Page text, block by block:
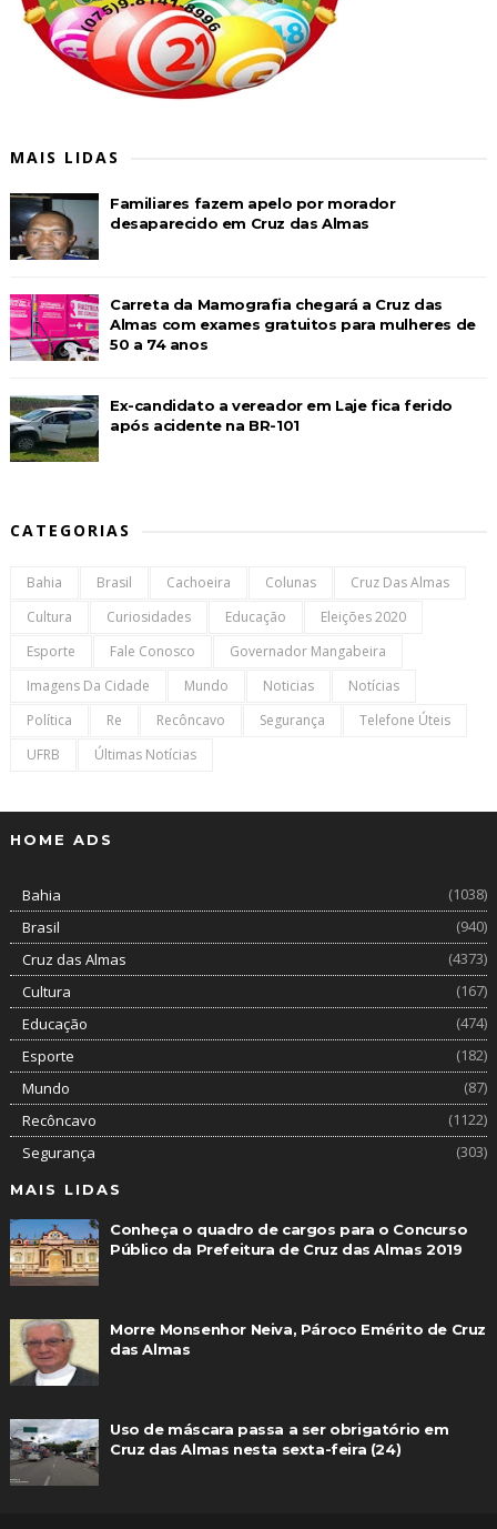
MAIS LIDAS
Familiares fazem apelo por morador
desaparecido em Cruz das Almas
Carreta da Mamografia chegará a Cruz das
Almas com exames gratuitos para mulheres de
50 a 74 anos
Ex-candidato a vereador em Laje fica ferido
após acidente na BR-101
CATEGORIAS
Bahia Brasil Cachoeira Colunas
Cruz Das Almas
Cultura
Curiosidades Educação
Eleições 2020
Esporte
Fale Conosco
Governador Mangabeira
Imagens Da Cidade
Mundo Noticias
Notícias
Política
Re Recôncavo Segurança
Telefone Úteis
UFRB
Últimas Notícias
HOME ADS
Bahia
(1038)
Brasil
(940)
Cruz das Almas
(4373)
Cultura
(167)
Educação
(474)
Esporte
(182)
Mundo
(87)
Recôncavo
(1122)
Segurança
(303)
MAIS LIDAS
Conheça o quadro de cargos para o Concurso
Público da Prefeitura de Cruz das Almas 2019
Morre Monsenhor Neiva, Pároco Emérito de Cruz
das Almas
Uso de máscara passa a ser obrigatório em
Cruz das Almas nesta sexta-feira (24)